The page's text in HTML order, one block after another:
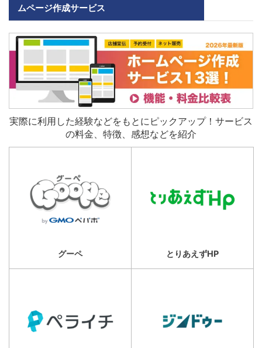
ムページ作成サービス
実際に利用した経験などをもとにピックアップ！サービス
の料金、特徴、感想などを紹介
グーペ とりあえずHP